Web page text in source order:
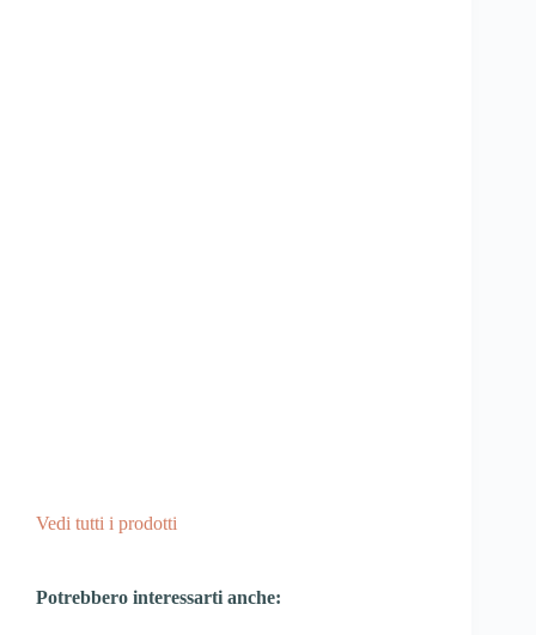
Vedi tutti i prodotti
Potrebbero interessarti anche: